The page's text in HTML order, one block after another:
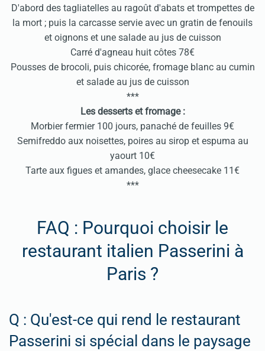
D'abord des tagliatelles au ragoût d'abats et trompettes de
la mort ; puis la carcasse servie avec un gratin de fenouils
et oignons et une salade au jus de cuisson
Carré d'agneau huit côtes 78€
Pousses de brocoli, puis chicorée, fromage blanc au cumin
et salade au jus de cuisson
***
Les desserts et fromage :
Morbier fermier 100 jours, panaché de feuilles 9€
Semifreddo aux noisettes, poires au sirop et espuma au
yaourt 10€
Tarte aux figues et amandes, glace cheesecake 11€
***
FAQ : Pourquoi choisir le
restaurant italien Passerini à
Paris ?
Q : Qu'est-ce qui rend le restaurant
Passerini si spécial dans le paysage